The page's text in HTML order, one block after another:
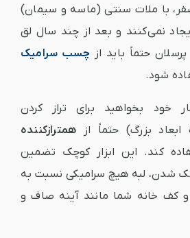
با ملات سنتی (ماسه و سیمان)
نمی‌کنند و بعد از چند سال لق
حتماً باید از چسب سرامیک
شود.
خود بخواهید برای تراز کردن
بزرگ) حتماً از همترازکننده
کند. این ابزار کوچک تضمین
شدن، لبه هیچ سرامیکی نسبت به
و کف خانه شما مانند آینه صاف و